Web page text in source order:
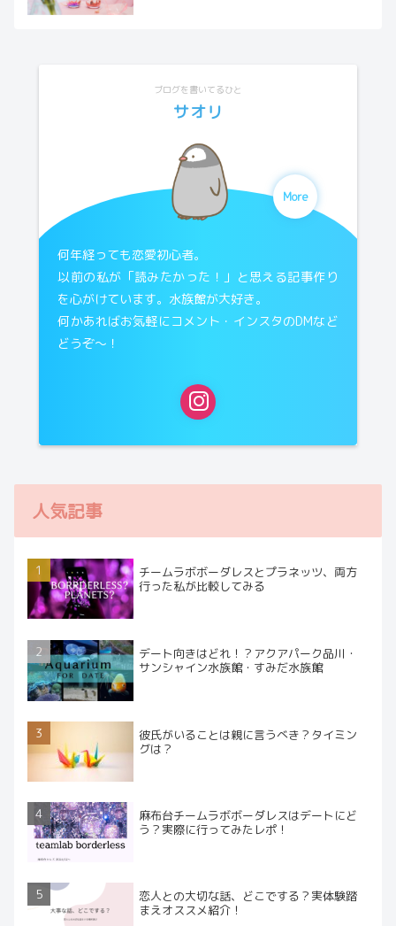
ブログを書いてるひと
サオリ
何年経っても恋愛初心者。
以前の私が「読みたかった！」と思える記事作り
を心がけています。水族館が大好き。
何かあればお気軽にコメント・インスタのDMなど
どうぞ〜！
More
人気記事
チームラボボーダレスとプラネッツ、両方
行った私が比較してみる
デート向きはどれ！？アクアパーク品川・
サンシャイン水族館・すみだ水族館
彼氏がいることは親に言うべき？タイミン
グは？
麻布台チームラボボーダレスはデートにど
う？実際に行ってみたレポ！
恋人との大切な話、どこでする？実体験踏
まえオススメ紹介！